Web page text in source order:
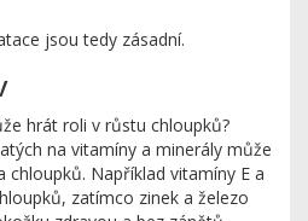
jsou tedy zásadní.
hrát roli v růstu chloupků?
na vitamíny a minerály může
Například vitamíny E a
zatímco zinek a železo